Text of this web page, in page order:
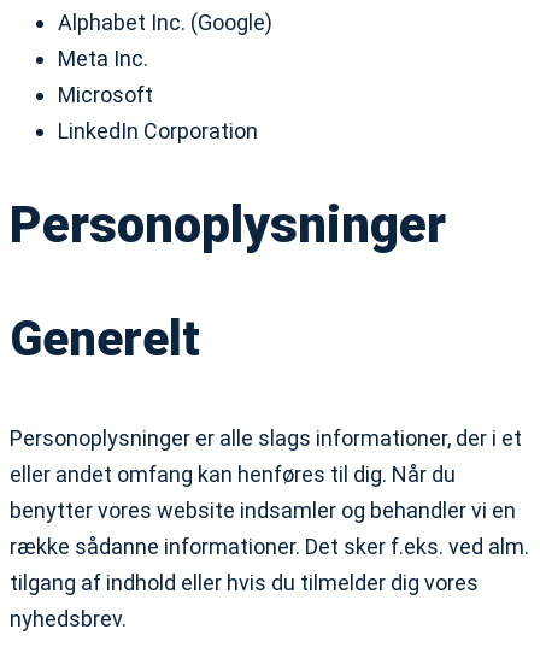
Alphabet Inc. (Google)
Meta Inc.
Microsoft
LinkedIn Corporation
Personoplysninger
Generelt
Personoplysninger er alle slags informationer, der i et
eller andet omfang kan henføres til dig. Når du
benytter vores website indsamler og behandler vi en
række sådanne informationer. Det sker f.eks. ved alm.
tilgang af indhold eller hvis du tilmelder dig vores
nyhedsbrev.